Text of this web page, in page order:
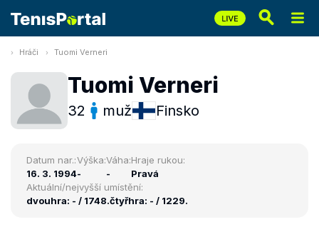
Hráči Tuomi Verneri
Tuomi Verneri
32 muž Finsko
Datum nar.:
16. 3. 1994
Výška:
-
Váha:
-
Hraje rukou:
Pravá
Aktuální/nejvyšší umístění:
dvouhra: - / 1748.čtyřhra: - / 1229.